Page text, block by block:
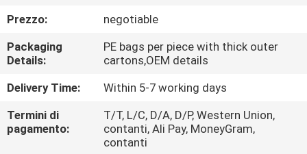
DI
QUALITÀ
CONTATTICI
NOTIZIE
Prezzo:
negotiable
Packaging
Details:
PE bags per piece with thick outer
cartons,OEM details
Delivery Time:
Within 5-7 working days
Termini di
pagamento:
T/T, L/C, D/A, D/P, Western Union,
contanti, Ali Pay, MoneyGram,
contanti